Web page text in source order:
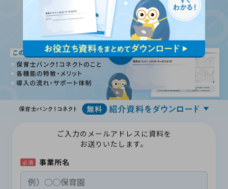
ご入力のメールアドレスに資料を
お送りいたします。
必須 事業所名